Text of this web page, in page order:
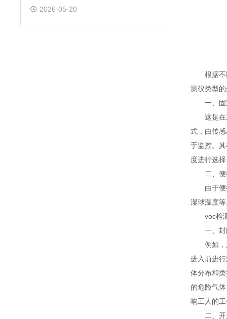
2026-05-20
根据不同
测仪类型
一、固
这是在工
式，由传
于监控。
度进行选
二、便
由于便携
湿球温度
voc检测
一、封
例如，反
进入前进
体分布和
的危险气
响工人的
二、开